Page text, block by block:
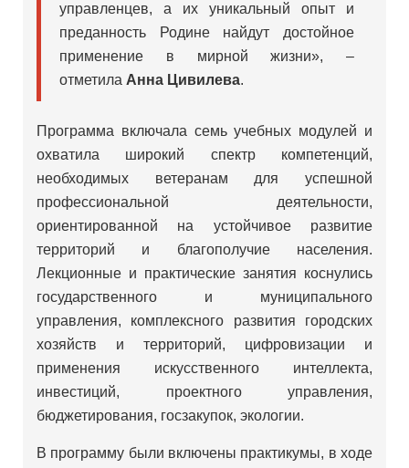
управленцев, а их уникальный опыт и
преданность Родине найдут достойное
применение в мирной жизни», –
отметила Анна Цивилева.
Программа включала семь учебных модулей и
охватила широкий спектр компетенций,
необходимых ветеранам для успешной
профессиональной деятельности,
ориентированной на устойчивое развитие
территорий и благополучие населения.
Лекционные и практические занятия коснулись
государственного и муниципального
управления, комплексного развития городских
хозяйств и территорий, цифровизации и
применения искусственного интеллекта,
инвестиций, проектного управления,
бюджетирования, госзакупок, экологии.
В программу были включены практикумы, в ходе